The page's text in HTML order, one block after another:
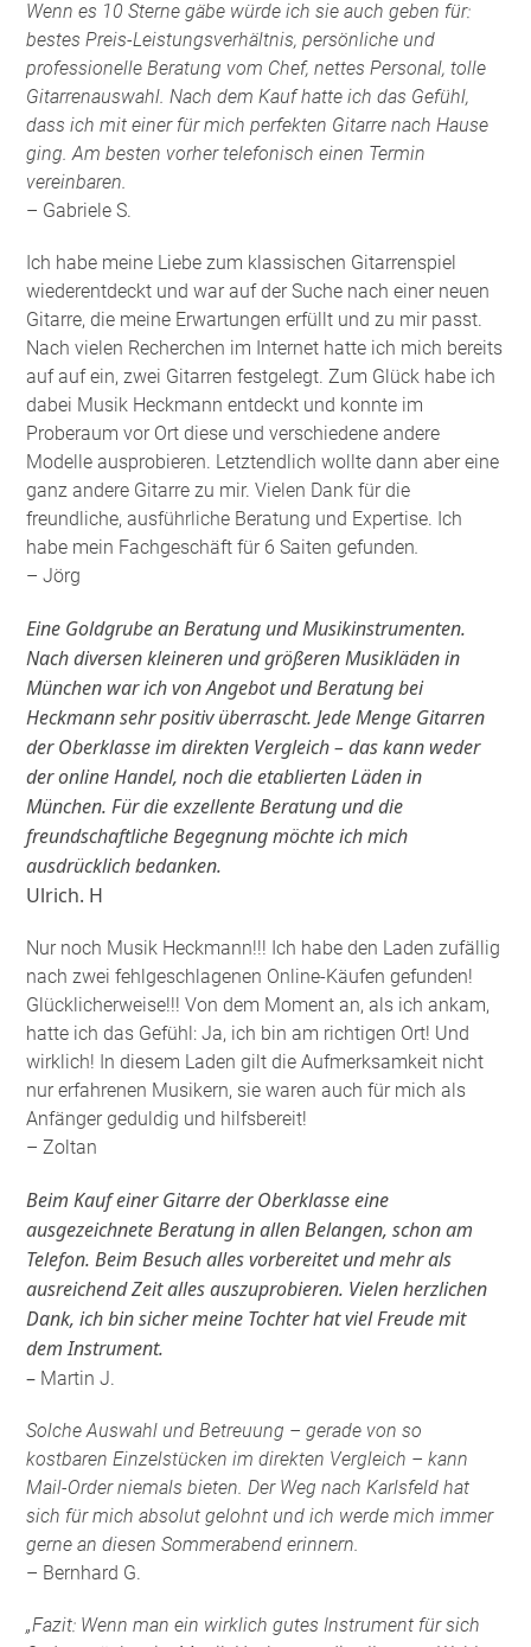
Wenn es 10 Sterne gäbe würde ich sie auch geben für:
bestes Preis-Leistungsverhältnis, persönliche und
professionelle Beratung vom Chef, nettes Personal, tolle
Gitarrenauswahl. Nach dem Kauf hatte ich das Gefühl,
dass ich mit einer für mich perfekten Gitarre nach Hause
ging. Am besten vorher telefonisch einen Termin
vereinbaren.
– Gabriele S.
Ich habe meine Liebe zum klassischen Gitarrenspiel
wiederentdeckt und war auf der Suche nach einer neuen
Gitarre, die meine Erwartungen erfüllt und zu mir passt.
Nach vielen Recherchen im Internet hatte ich mich bereits
auf auf ein, zwei Gitarren festgelegt. Zum Glück habe ich
dabei Musik Heckmann entdeckt und konnte im
Proberaum vor Ort diese und verschiedene andere
Modelle ausprobieren. Letztendlich wollte dann aber eine
ganz andere Gitarre zu mir. Vielen Dank für die
freundliche, ausführliche Beratung und Expertise. Ich
habe mein Fachgeschäft für 6 Saiten gefunden.
– Jörg
Eine Goldgrube an Beratung und Musikinstrumenten.
Nach diversen kleineren und größeren Musikläden in
München war ich von Angebot und Beratung bei
Heckmann sehr positiv überrascht. Jede Menge Gitarren
der Oberklasse im direkten Vergleich – das kann weder
der online Handel, noch die etablierten Läden in
München. Für die exzellente Beratung und die
freundschaftliche Begegnung möchte ich mich
ausdrücklich bedanken.
Ulrich. H
Nur noch Musik Heckmann!!! Ich habe den Laden zufällig
nach zwei fehlgeschlagenen Online-Käufen gefunden!
Glücklicherweise!!! Von dem Moment an, als ich ankam,
hatte ich das Gefühl: Ja, ich bin am richtigen Ort! Und
wirklich! In diesem Laden gilt die Aufmerksamkeit nicht
nur erfahrenen Musikern, sie waren auch für mich als
Anfänger geduldig und hilfsbereit!
– Zoltan
Beim Kauf einer Gitarre der Oberklasse eine
ausgezeichnete Beratung in allen Belangen, schon am
Telefon. Beim Besuch alles vorbereitet und mehr als
ausreichend Zeit alles auszuprobieren. Vielen herzlichen
Dank, ich bin sicher meine Tochter hat viel Freude mit
dem Instrument.
– Martin J.
Solche Auswahl und Betreuung – gerade von so
kostbaren Einzelstücken im direkten Vergleich – kann
Mail-Order niemals bieten. Der Weg nach Karlsfeld hat
sich für mich absolut gelohnt und ich werde mich immer
gerne an diesen Sommerabend erinnern.
– Bernhard G.
„Fazit: Wenn man ein wirklich gutes Instrument für sich